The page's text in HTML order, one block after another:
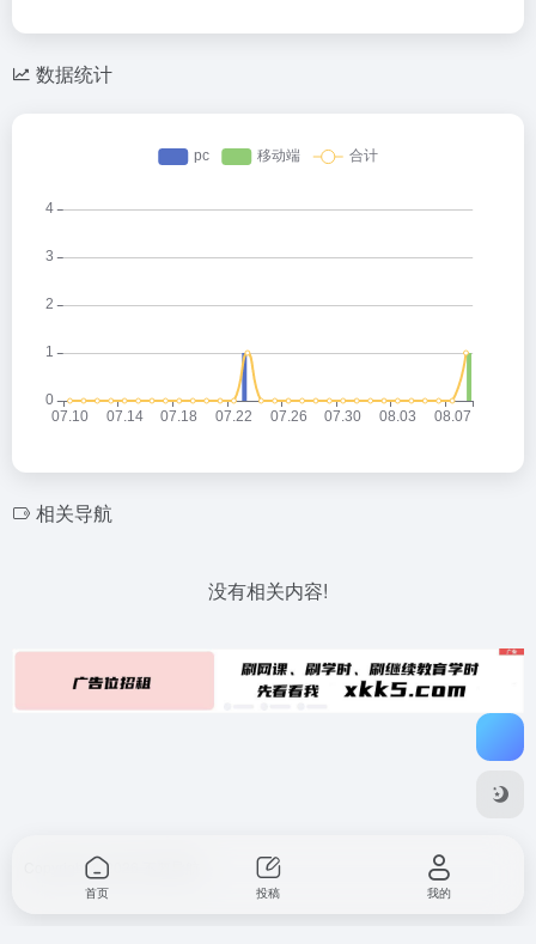
数据统计
相关导航
没有相关内容!
Copyright © 2026
首页 投稿 我的